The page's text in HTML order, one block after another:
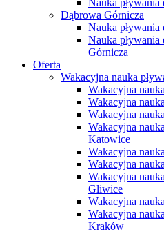
Nauka pływania
Dąbrowa Górnicza
Nauka
Nauka pływania
Górnicza
Oferta
Wakacyjna nauka
Wakacyjna
Wakacyjna
Wakacyjna
Wakacyjna
Katowice
Wakacyjna
Wakacyjna
Wakacyjna
Gliwice
Wakacyjna
Wakacyjna
Kraków